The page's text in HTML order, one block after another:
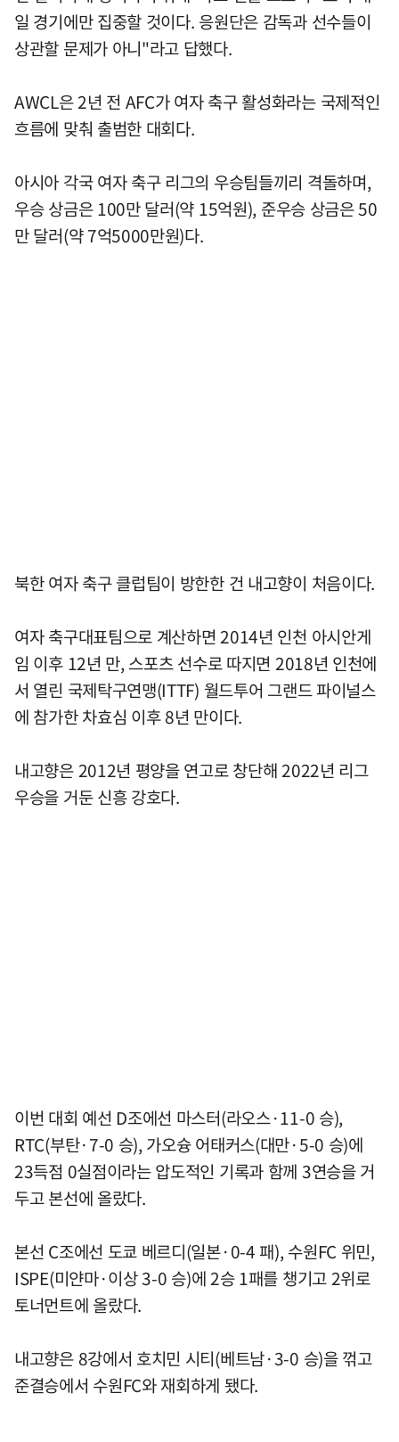
일 경기에만 집중할 것이다. 응원단은 감독과 선수들이
상관할 문제가 아니"라고 답했다.
AWCL은 2년 전 AFC가 여자 축구 활성화라는 국제적인
흐름에 맞춰 출범한 대회다.
아시아 각국 여자 축구 리그의 우승팀들끼리 격돌하며,
우승 상금은 100만 달러(약 15억원), 준우승 상금은 50
만 달러(약 7억5000만원)다.
북한 여자 축구 클럽팀이 방한한 건 내고향이 처음이다.
여자 축구대표팀으로 계산하면 2014년 인천 아시안게
임 이후 12년 만, 스포츠 선수로 따지면 2018년 인천에
서 열린 국제탁구연맹(ITTF) 월드투어 그랜드 파이널스
에 참가한 차효심 이후 8년 만이다.
내고향은 2012년 평양을 연고로 창단해 2022년 리그
우승을 거둔 신흥 강호다.
이번 대회 예선 D조에선 마스터(라오스·11-0 승),
RTC(부탄·7-0 승), 가오슝 어태커스(대만·5-0 승)에
23득점 0실점이라는 압도적인 기록과 함께 3연승을 거
두고 본선에 올랐다.
본선 C조에선 도쿄 베르디(일본·0-4 패), 수원FC 위민,
ISPE(미얀마·이상 3-0 승)에 2승 1패를 챙기고 2위로
토너먼트에 올랐다.
내고향은 8강에서 호치민 시티(베트남·3-0 승)을 꺾고
준결승에서 수원FC와 재회하게 됐다.